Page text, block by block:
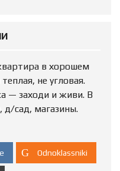
в хорошем
не угловая.
— заходи и живи. В
д/сад, магазины.
Odnoklassniki